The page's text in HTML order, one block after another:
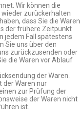
Wir können die
wieder zurückerhalten
dass Sie die Waren
der frühere Zeitpunkt
jedem Fall spätestens
Sie uns über den
zurückzusenden oder
die Waren vor Ablauf
der Waren.
der Waren nur
zur Prüfung der
der Waren nicht
ist.